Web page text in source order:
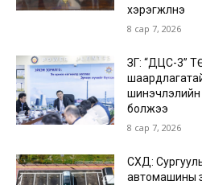
хэрэгжүүлнэ
8 сар 7, 2026
ЗГ: “ДЦС-3”
шинэчлэлийн
болжээ
8 сар 7, 2026
СХД:
автомашины